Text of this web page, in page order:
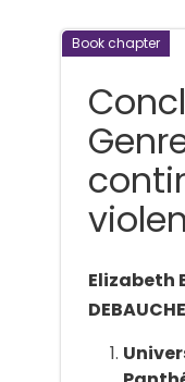
Book chapter
Elizabeth
DEBAUCHE